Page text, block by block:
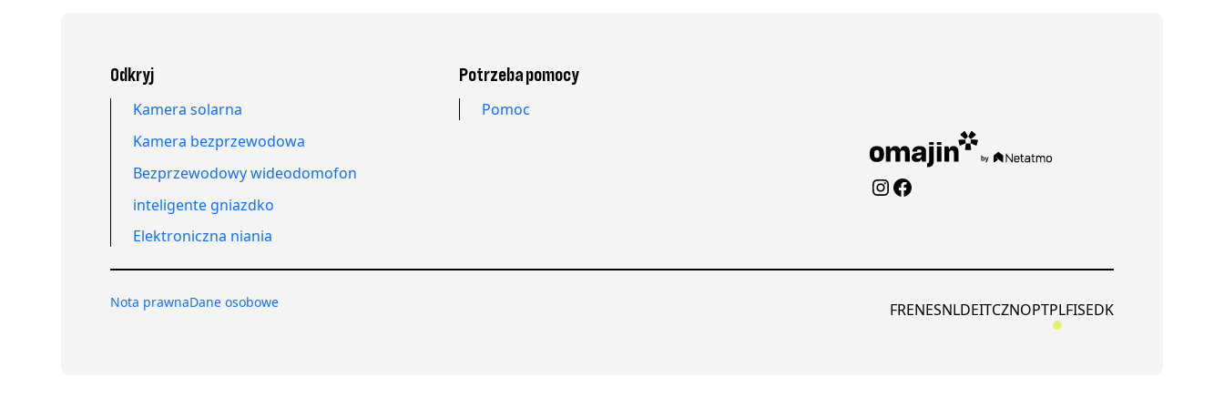
Odkryj
Kamera solarna
Kamera bezprzewodowa
Bezprzewodowy wideodomofon
inteligente gniazdko
Elektroniczna niania
Potrzeba pomocy
Pomoc
Instagram
Facebook
Nota prawnaDane osobowe FRENESNLDEITCZNOPTPLFISEDK